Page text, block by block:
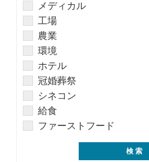
メディカル
工場
農業
環境
ホテル
冠婚葬祭
シネコン
給食
ファーストフード